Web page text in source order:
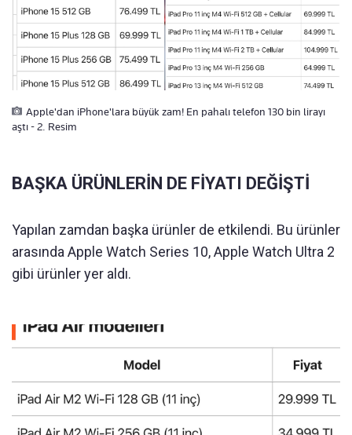
Apple'dan iPhone'lara büyük zam! En pahalı telefon 130 bin lirayı
aştı - 2. Resim
BAŞKA ÜRÜNLERİN DE FİYATI DEĞİŞTİ
Yapılan zamdan başka ürünler de etkilendi. Bu ürünler
arasında Apple Watch Series 10, Apple Watch Ultra 2
gibi ürünler yer aldı.